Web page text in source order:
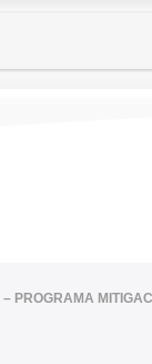
PROGRAMA